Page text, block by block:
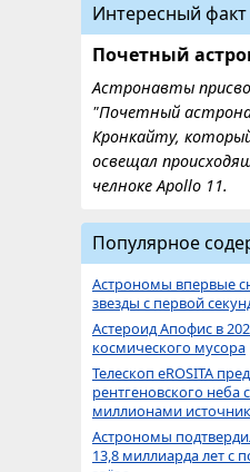
Интересный факт
Почетный
Астронавты
"Почетный
Кронкайту,
освещал
челноке Apollo 11.
Популярное
Астрономы впервые
звезды с первой
Астероид Апофис в
космического мусора
Телескоп eROSITA
рентгеновского
миллионами
Астрономы
13,8 миллиарда лет